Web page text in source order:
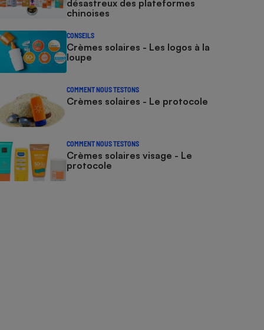
désastreux des plateformes
chinoises
CONSEILS
Crèmes solaires - Les logos à la
loupe
COMMENT NOUS TESTONS
Crèmes solaires - Le protocole
COMMENT NOUS TESTONS
Crèmes solaires visage - Le
protocole